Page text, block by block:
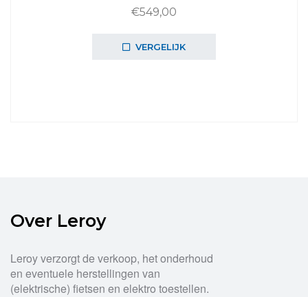
€549,00
VERGELIJK
Over Leroy
Leroy verzorgt de verkoop, het onderhoud
en eventuele herstellingen van
(elektrische) fietsen en elektro toestellen.